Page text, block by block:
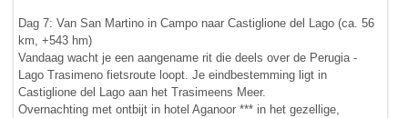
Dag 7: Van San Martino in Campo naar Castiglione del Lago (ca. 56
km, +543 hm)
Vandaag wacht je een aangename rit die deels over de Perugia -
Lago Trasimeno fietsroute loopt. Je eindbestemming ligt in
Castiglione del Lago aan het Trasimeens Meer.
Overnachting met ontbijt in hotel Aganoor *** in het gezellige,